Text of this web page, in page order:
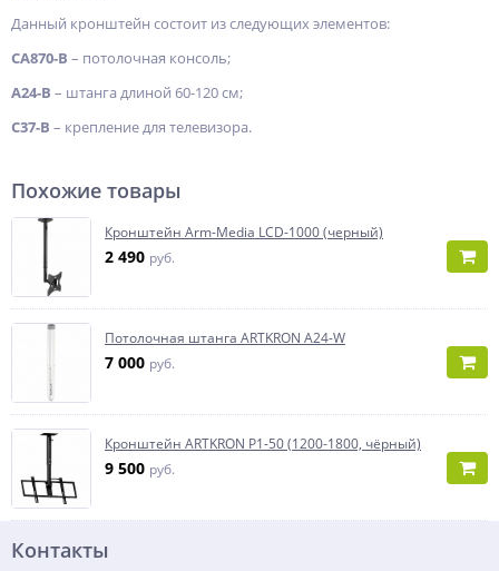
Данный кронштейн состоит из следующих элементов:
CA870-B – потолочная консоль;
A24-B – штанга длиной 60-120 см;
C37-B – крепление для телевизора.
Похожие товары
Кронштейн Arm-Media LCD-1000 (черный)
2 490 руб.
Потолочная штанга ARTKRON A24-W
7 000 руб.
Кронштейн ARTKRON P1-50 (1200-1800, чёрный)
9 500 руб.
Контакты